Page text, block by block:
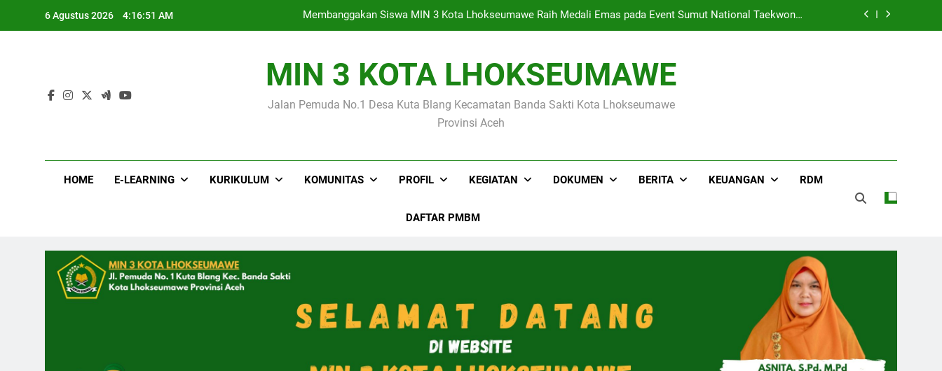
6 Agustus 2026 4:16:52 AM
Membanggakan Siswa MIN 3 Kota Lhokseumawe Raih Medali Emas pada Event Sumut National Taekwondo
Empat Siswa MIN 3 Kota Lhokseumawe Lolos ke OSN Tingkat Provinsi Aceh 2026
Kegiatan Supervisi Tenaga Kependidikan Tahap I Oleh Kantor Kementerian Agama Kota Lhokseumawe
MIN 3 KOTA LHOKSEUMAWE
Jalan Pemuda No.1 Desa Kuta Blang Kecamatan Banda Sakti Kota Lhokseumawe
Provinsi Aceh
HOME E-LEARNING KURIKULUM KOMUNITAS PROFIL KEGIATAN DOKUMEN BERITA KEUANGAN RDM
DAFTAR PMBM